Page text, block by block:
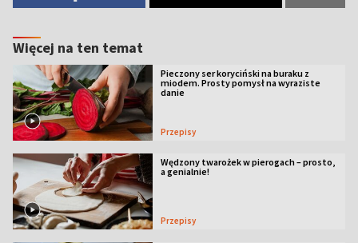
Więcej na ten temat
Pieczony ser koryciński na buraku z
miodem. Prosty pomysł na wyraziste
danie
Przepisy
Wędzony twarożek w pierogach – prosto,
a genialnie!
Przepisy